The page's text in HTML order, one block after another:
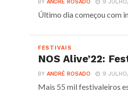
BY ANDRÉ ROSADO 9
Último dia começou com
FESTIVAIS
NOS Alive’22:
BY ANDRÉ ROSADO 9
Mais 55 mil festivaleiros